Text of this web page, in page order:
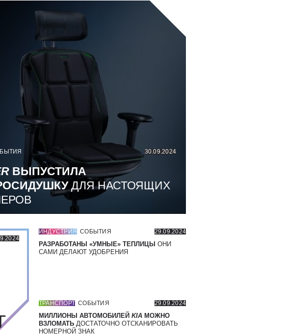
30.09.2024
ВЫПУСТИЛА
ДЛЯ НАСТОЯЩИХ
ИНДУСТРИЯ СОБЫТИЯ 29.09.2024
РАЗРАБОТАНЫ «УМНЫЕ» ТЕПЛИЦЫ ОНИ
САМИ ДЕЛАЮТ УДОБРЕНИЯ
ТРАНСПОРТ СОБЫТИЯ 29.09.2024
МИЛЛИОНЫ АВТОМОБИЛЕЙ KIA МОЖНО
ВЗЛОМАТЬ ДОСТАТОЧНО ОТСКАНИРОВАТЬ
НОМЕРНОЙ ЗНАК